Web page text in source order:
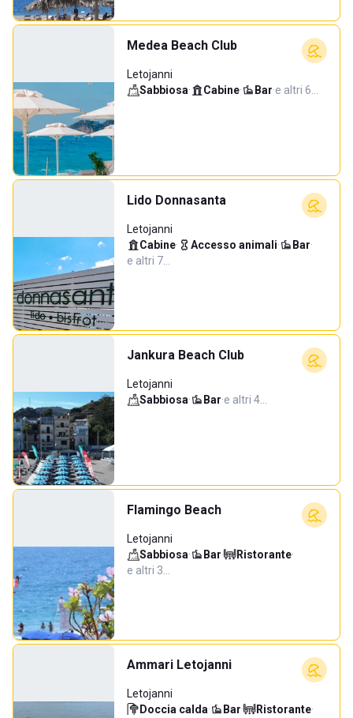
Medea Beach Club
Letojanni
Sabbiosa· Cabine· Bar·e altri 6…
Lido Donnasanta
Letojanni
Cabine· Accesso animali· Bar·
e altri 7…
Jankura Beach Club
Letojanni
Sabbiosa· Bar·e altri 4…
Flamingo Beach
Letojanni
Sabbiosa· Bar· Ristorante·
e altri 3…
Ammari Letojanni
Letojanni
Doccia calda· Bar· Ristorante·